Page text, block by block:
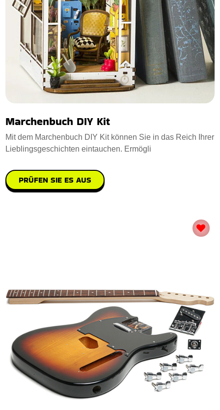
Marchenbuch DIY Kit
Mit dem Marchenbuch DIY Kit können Sie in das Reich Ihrer
Lieblingsgeschichten eintauchen. Ermögli
PRÜFEN SIE ES AUS